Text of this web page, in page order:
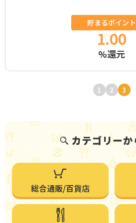
総合通販/百貨店
貯まるポイント
1.00
%還元
1 2 3